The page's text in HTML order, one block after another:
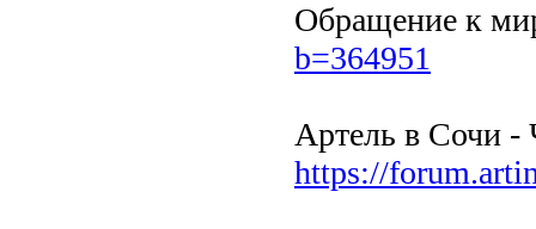
Обращение к
b=364951
Артель в Сочи -
https://